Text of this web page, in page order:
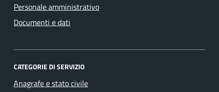
Personale amministrativo
Documenti e dati
CATEGORIE DI SERVIZIO
Anagrafe e stato civile